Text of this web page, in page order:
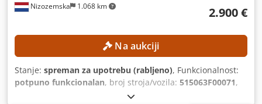
Nizozemska 1.068 km 2.900 €
Na aukciji
Stanje: spreman za upotrebu (rabljeno), Funkcionalnost:
potpuno funkcionalan, broj stroja/vozila: 515063F00071,
, radni sati: